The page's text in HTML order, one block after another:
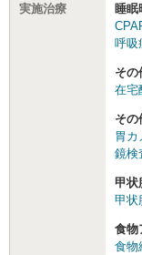
実施治療
睡眠
呼吸
その
在宅
その
胃カ
鏡検
甲状
甲状
食物
食物